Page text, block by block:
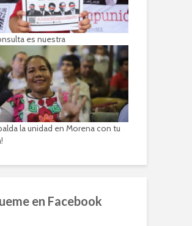
es nuestra
la unidad en Morena con tu
en Facebook